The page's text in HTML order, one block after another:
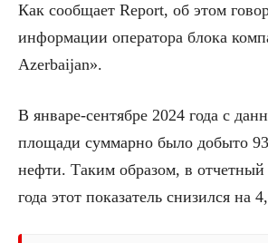
Как сообщает Report, об этом
информации оператора блока
Azerbaijan».
В январе-сентябре 2024 года с
площади суммарно было добыто
нефти. Таким образом, в отчетный
года этот показатель снизился на